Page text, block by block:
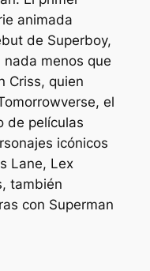
animada
de Superboy,
menos que
Criss, quien
el
de películas
icónicos
Lane, Lex
también
con Superman